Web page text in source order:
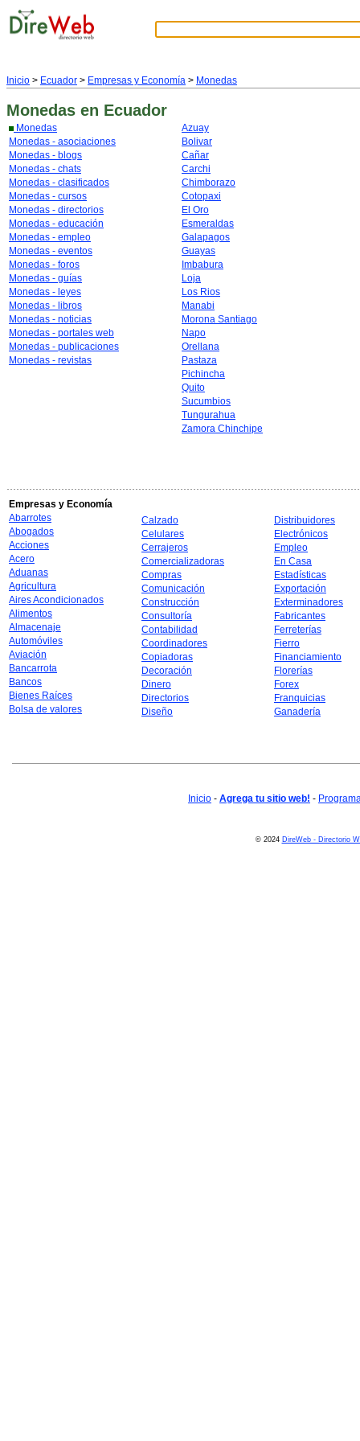
Inicio > Ecuador > Empresas y Economía > Monedas
Monedas en Ecuador
Monedas
Monedas - asociaciones
Monedas - blogs
Monedas - chats
Monedas - clasificados
Monedas - cursos
Monedas - directorios
Monedas - educación
Monedas - empleo
Monedas - eventos
Monedas - foros
Monedas - guías
Monedas - leyes
Monedas - libros
Monedas - noticias
Monedas - portales web
Monedas - publicaciones
Monedas - revistas
Azuay
Bolivar
Cañar
Carchi
Chimborazo
Cotopaxi
El Oro
Esmeraldas
Galapagos
Guayas
Imbabura
Loja
Los Rios
Manabi
Morona Santiago
Napo
Orellana
Pastaza
Pichincha
Quito
Sucumbios
Tungurahua
Zamora Chinchipe
Empresas y Economía
Abarrotes
Abogados
Acciones
Acero
Aduanas
Agricultura
Aires Acondicionados
Alimentos
Almacenaje
Automóviles
Aviación
Bancarrota
Bancos
Bienes Raíces
Bolsa de valores
Calzado
Celulares
Cerrajeros
Comercializadoras
Compras
Comunicación
Construcción
Consultoría
Contabilidad
Coordinadores
Copiadoras
Decoración
Dinero
Directorios
Diseño
Distribuidores
Electrónicos
Empleo
En Casa
Estadísticas
Exportación
Exterminadores
Fabricantes
Ferreterías
Fierro
Financiamiento
Florerías
Forex
Franquicias
Ganadería
Inicio - Agrega tu sitio web! -
© 2024 DireWeb - Directorio